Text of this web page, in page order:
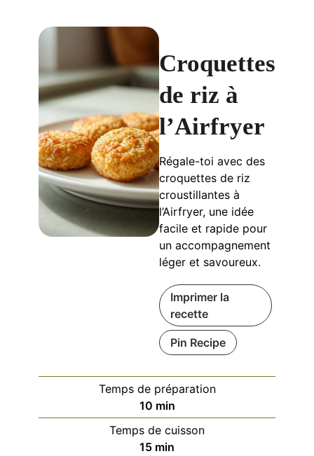
Croquettes
de riz à
l’Airfryer
Régale-toi avec des
croquettes de riz
croustillantes à
l’Airfryer, une idée
facile et rapide pour
un accompagnement
léger et savoureux.
Imprimer la
recette
Pin Recipe
Temps de préparation
10minutes
min
Temps de cuisson
15minutes
min